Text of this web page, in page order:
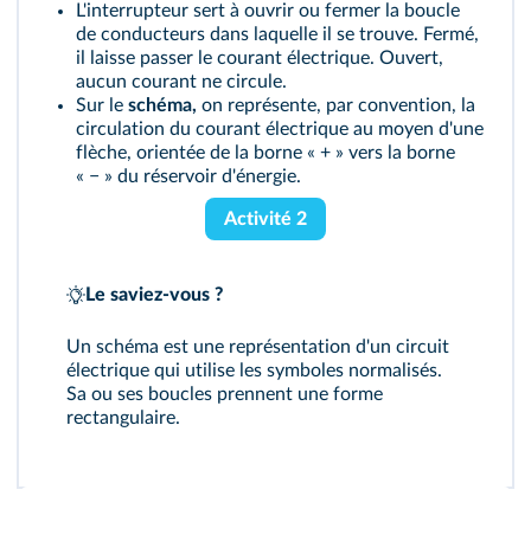
L'interrupteur sert à ouvrir ou fermer la boucle
de conducteurs dans laquelle il se trouve. Fermé,
il laisse passer le courant électrique. Ouvert,
aucun courant ne circule.
Sur le schéma, on représente, par convention, la
circulation du courant électrique au moyen d'une
flèche, orientée de la borne « + » vers la borne
« − » du réservoir d'énergie.
Activité 2
Le saviez-vous ?
Un schéma est une représentation d'un circuit
électrique qui utilise les symboles normalisés.
Sa ou ses boucles prennent une forme
rectangulaire.